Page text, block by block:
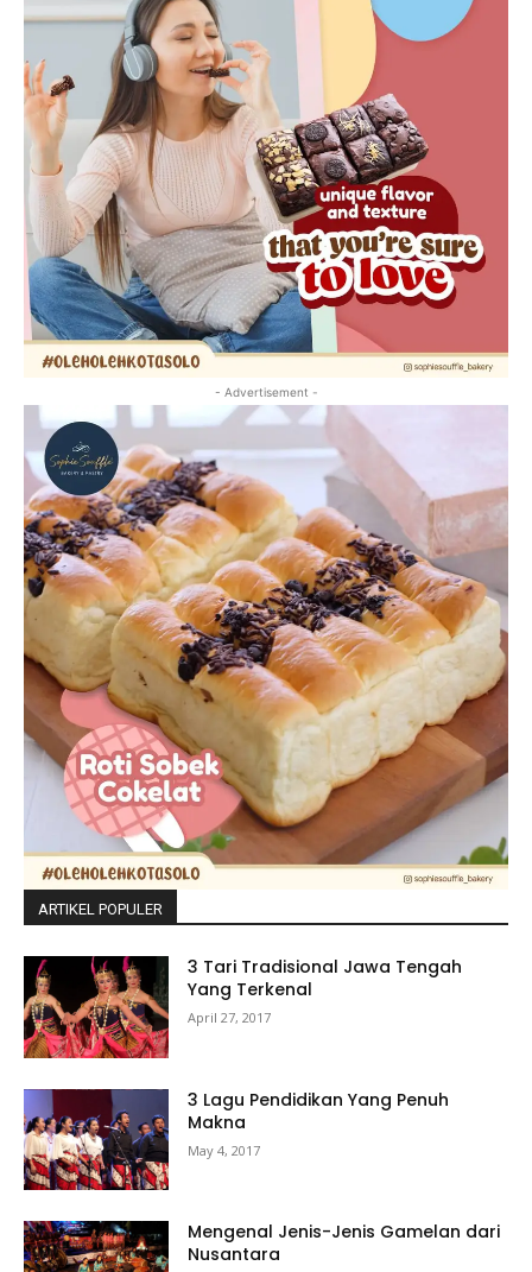
- Advertisement -
ARTIKEL POPULER
3 Tari Tradisional Jawa Tengah
Yang Terkenal
April 27, 2017
3 Lagu Pendidikan Yang Penuh
Makna
May 4, 2017
Mengenal Jenis-Jenis Gamelan dari
Nusantara